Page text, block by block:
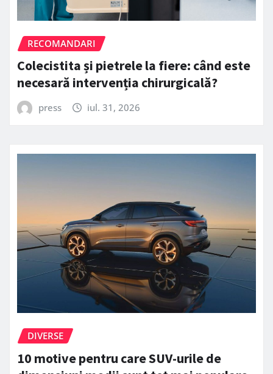
RECOMANDARI
Colecistita și pietrele la fiere: când este
necesară intervenția chirurgicală?
press iul. 31, 2026
DIVERSE
10 motive pentru care SUV-urile de